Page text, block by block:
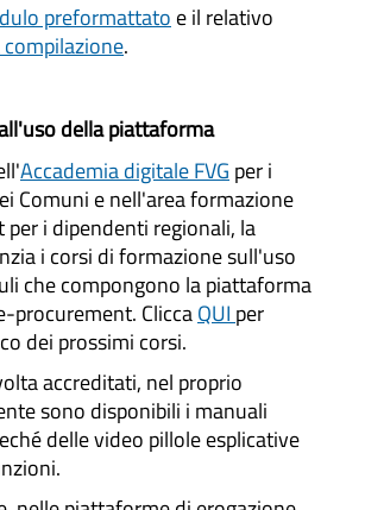
preformattato e il relativo
.
della piattaforma
Accademia digitale FVG per i
Comuni e nell'area formazione
per i dipendenti regionali, la
i corsi di formazione sull'uso
che compongono la piattaforma
procurement. CliccaQUI per
dei prossimi corsi.
accreditati, nel proprio
sono disponibili i manuali
delle video pillole esplicative